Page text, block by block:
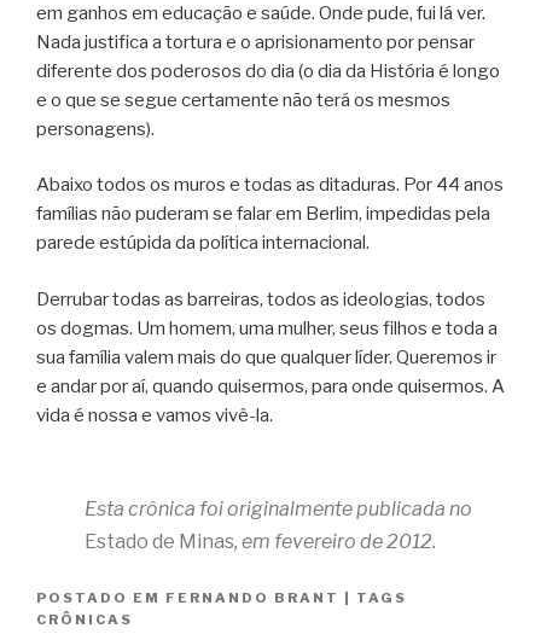
em ganhos em educação e saúde. Onde pude, fui lá ver.
Nada justifica a tortura e o aprisionamento por pensar
diferente dos poderosos do dia (o dia da História é longo
e o que se segue certamente não terá os mesmos
personagens).
Abaixo todos os muros e todas as ditaduras. Por 44 anos
famílias não puderam se falar em Berlim, impedidas pela
parede estúpida da política internacional.
Derrubar todas as barreiras, todos as ideologias, todos
os dogmas. Um homem, uma mulher, seus filhos e toda a
sua família valem mais do que qualquer líder. Queremos ir
e andar por aí, quando quisermos, para onde quisermos. A
vida é nossa e vamos vivê-la.
Esta crônica foi originalmente publicada no
Estado de Minas, em fevereiro de 2012.
POSTADO EM FERNANDO BRANT
TAGS
CRÔNICAS